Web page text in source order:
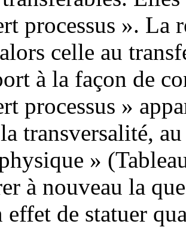
processus ». La
celle au
à la façon de
processus »
transversalité,
»
à nouveau la
effet de statuer